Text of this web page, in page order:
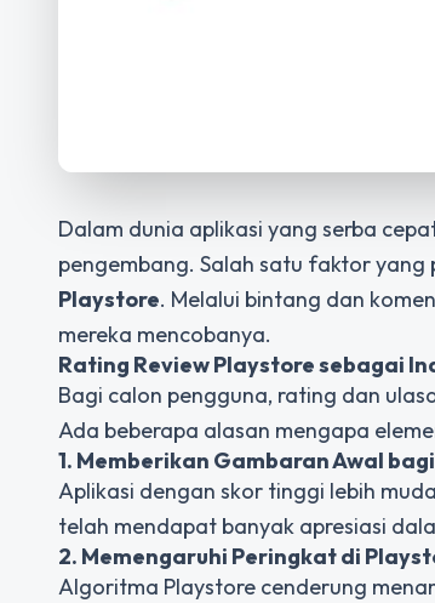
Dalam dunia aplikasi yang serba
pengembang. Salah satu faktor
Playstore. Melalui bintang dan
mereka mencobanya.
Rating Review Playstoresebagai
Bagi calon pengguna, rating dan
Ada beberapa alasan mengapa
1. Memberikan Gambaran Awal
Aplikasi dengan skor tinggi lebih
telah mendapat banyak apresiasi
2. Memengaruhi Peringkat di
Algoritma Playstore cenderung